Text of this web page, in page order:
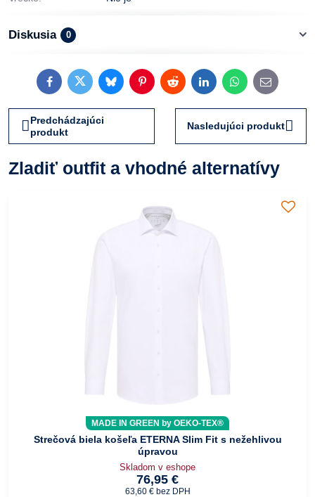
Diskusia 0
FacebookTwitterBlueskyPinterestRedditLinkedInWhatsApp
E-
mail
Predchádzajúci
produkt
Nasledujúci produkt
Zladiť outfit a vhodné alternatívy
MADE IN GREEN by OEKO-TEX®
Strečová biela košeľa ETERNA Slim Fit s nežehlivou
úpravou
Skladom v eshope
76,95 €
63,60 € bez DPH